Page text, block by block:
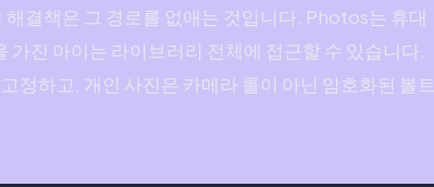
결책은 그 경로를 없애는 것입니다. Photos는 휴대
진 아이는 라이브러리 전체에 접근할 수 있습니다.
정하고, 개인 사진은 카메라 롤이 아닌 암호화된 볼트